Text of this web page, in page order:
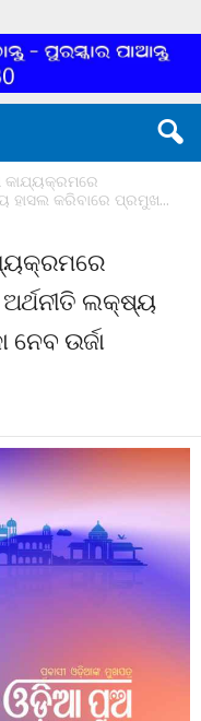
କାଯ୍ୟକ୍ରମରେ
ହାସଲ କରିବାରେ ପ୍ରମୁଖ...
ଲକ୍ଷ୍ୟ
ଉର୍ଜା